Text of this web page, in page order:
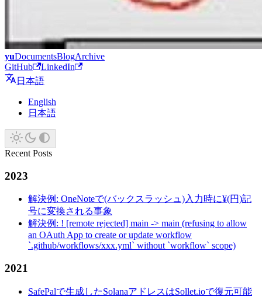
yuDocumentsBlogArchive
GitHub
LinkedIn
日本語
English
日本語
Recent Posts
2023
解決例: OneNoteで(バックスラッシュ)入力時に¥(円)記
号に変換される事象
解決例: ! [remote rejected] main -> main (refusing to allow
an OAuth App to create or update workflow
`.github/workflows/xxx.yml` without `workflow` scope)
2021
SafePalで生成したSolanaアドレスはSollet.ioで復元可能